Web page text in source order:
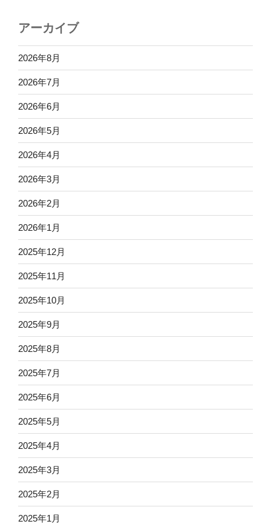
アーカイブ
2026年8月
2026年7月
2026年6月
2026年5月
2026年4月
2026年3月
2026年2月
2026年1月
2025年12月
2025年11月
2025年10月
2025年9月
2025年8月
2025年7月
2025年6月
2025年5月
2025年4月
2025年3月
2025年2月
2025年1月